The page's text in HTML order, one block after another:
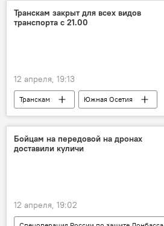
Транскам закрыт для всех видов
транспорта с 21.00
12 апреля, 19:13
Транскам
Южная Осетия
МЧС Южной Осетии
Новости
Дороги
Бойцам на передовой на дронах
доставили куличи
12 апреля, 19:02